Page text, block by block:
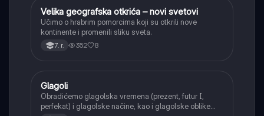
Istorija
Velika geografska otkrića – novi svetovi
Učimo o hrabrim pomorcima koji su otkrili nove
kontinente i promenili sliku sveta.
7. r. 352 8
Srpski jezik
Glagoli
Obradićemo glagolska vremena (prezent, futur I,
perfekat) i glagolske načine, kao i glagolske oblike